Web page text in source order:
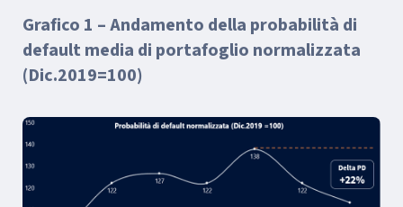
Grafico 1 – Andamento della probabilità di
default media di portafoglio normalizzata
(Dic.2019=100)